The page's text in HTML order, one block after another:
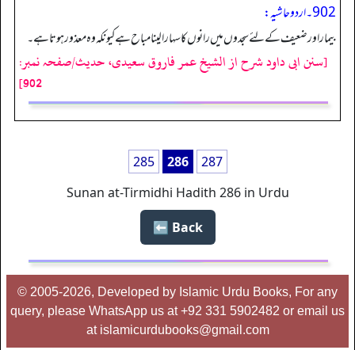
902۔ اردو حاشیہ:
بیمار اور ضعیف کے لئے سجدوں میں رانوں کا سہارا لینا مباح ہے کیونکہ وہ معذورہوتا ہے۔
[سنن ابی داود شرح از الشیخ عمر فاروق سعیدی، حدیث/صفحہ نمبر:
902]
285 286
287
Sunan at-Tirmidhi Hadith 286 in Urdu
Back ⬅️
© 2005-2026, Developed by Islamic Urdu Books, For any
query, please WhatsApp us at +92 331 5902482 or email us
at islamicurdubooks@gmail.com